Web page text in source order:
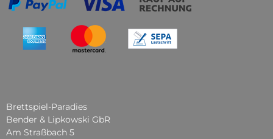
Brettspiel-Paradies
Bender & Lipkowski GbR
Am Straßbach 5